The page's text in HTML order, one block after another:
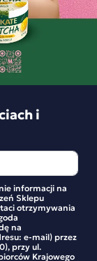
+
nowej
orzeźwienia.
która
sylwetki
w świetny
urzeka
Lemoniada
Party Mokate
i
informacji na
Sklepu
otrzymywania
na
e-mail) przez
przy ul.
Krajowego